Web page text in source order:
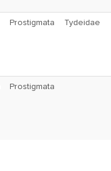
Prostigmata Tydeidae
Prostigmata